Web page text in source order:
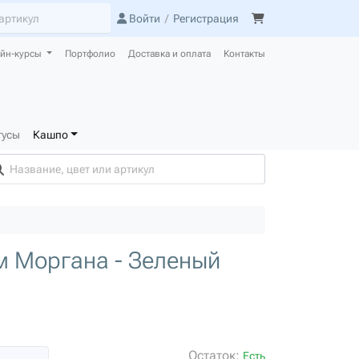
Войти / Регистрация
курсы Портфолио Доставка и оплата Контакты
Кашпо
Моргана - Зеленый
Остаток: Есть